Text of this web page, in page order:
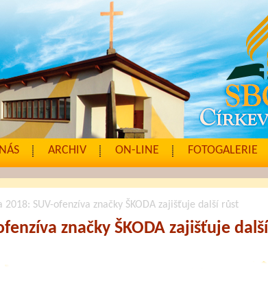
ARCHIV ON-LINE FOTOGALERIE
2018: SUV-ofenzíva značky ŠKODA zajišťuje další růst
značky ŠKODA zajišťuje další